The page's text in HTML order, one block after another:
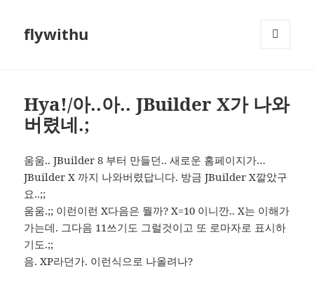
flywithu
Hya!/아..아.. JBuilder X가 나와
버렸네.;
움움.. JBuilder 8 부터 만들던.. 새로운 홈페이지가…
JBuilder X 까지 나와버렸답니다. 방금 JBuilder X깔았구
요..;;
움움.;; 이런이런 X다음은 뭘까? X=10 이니깐.. X는 이해가
가는데. 그다음 11쓰기도 그럴것이고 또 로마자로 표시하
기도.;;
음. XP라던가. 이런식으로 나올려나?